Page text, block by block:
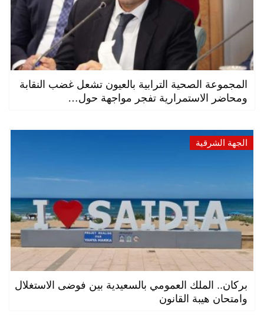
المجموعة الصحية الترابية بالعيون تشعل غضب النقابة
ومحاضر الاستمرارية تفجر مواجهة حول…
الجهة الشرقية
بركان.. الملك العمومي بالسعيدية بين فوضى الاستغلال
وامتحان هيبة القانون